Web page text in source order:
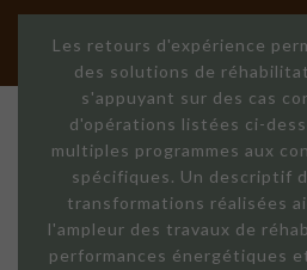
Les retours d'expérience
des solutions de
s'appuyant sur des cas
d'opérations listées ci-
multiples programmes aux
spécifiques. Un descriptif
transformations réalisées
l'ampleur des travaux de
performances énergétiques